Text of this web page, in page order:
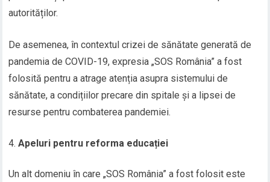
autorităților.
De asemenea, în contextul crizei de sănătate generată de
pandemia de COVID-19, expresia „SOS România” a fost
folosită pentru a atrage atenția asupra sistemului de
sănătate, a condițiilor precare din spitale și a lipsei de
resurse pentru combaterea pandemiei.
Apeluri pentru reforma educației
Un alt domeniu în care „SOS România” a fost folosit este